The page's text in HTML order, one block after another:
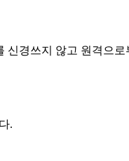
경쓰지 않고 원격으
.